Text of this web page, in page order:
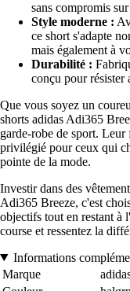
sans compromis
Style moderne :
ce short s'adapte
mais également à
Durabilité :
conçu pour résister
Que vous soyez un
shorts adidas Adi365
garde-robe de sport.
privilégié pour ceux qui
pointe de la mode.
Investir dans des
Adi365 Breeze, c'est
objectifs tout en restant à
course et ressentez la
Informations
Marque